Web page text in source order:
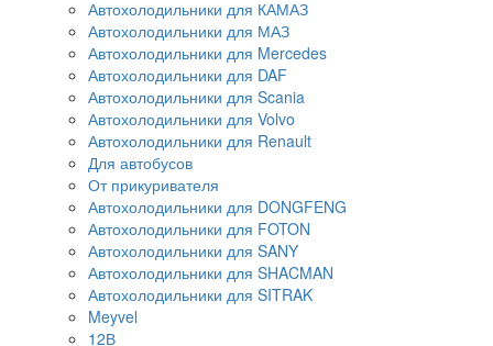
Автохолодильники для КАМАЗ
Автохолодильники для МАЗ
Автохолодильники для Mercedes
Автохолодильники для DAF
Автохолодильники для Scania
Автохолодильники для Volvo
Автохолодильники для Renault
Для автобусов
От прикуривателя
Автохолодильники для DONGFENG
Автохолодильники для FOTON
Автохолодильники для SANY
Автохолодильники для SHACMAN
Автохолодильники для SITRAK
Meyvel
12В